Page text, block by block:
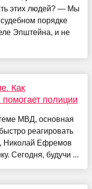
этих людей? — Мы
порядке
Эпштейна, и не
Как
полиции
МВД, основная
реагировать
Николай Ефремов
Сегодня, будучи ...